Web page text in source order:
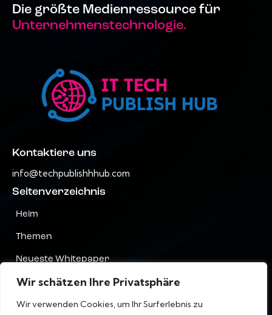
Wir schätzen Ihre Privatsphäre
Wir verwenden Cookies, um Ihr Surferlebnis zu
Die größte Medienressource für
Unternehmenstechnologie.
Kontaktiere uns
info@techpublishhhub.com
Seitenverzeichnis
Heim
Themen
Neueste Whitepaper
Unternehmen AZ
Kontaktiere uns